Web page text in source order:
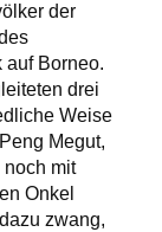
der
auf Borneo.
drei
Weise
Megut,
noch mit
Onkel
zwang,